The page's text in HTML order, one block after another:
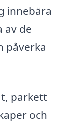
innebära
av de
påverka
parkett
och